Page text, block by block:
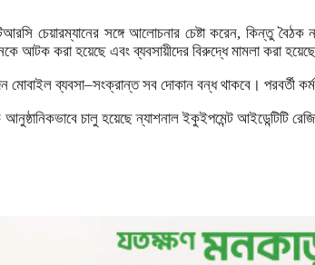
চেয়ারম্যানের সঙ্গে আলোচনার চেষ্টা করেন, কিন্তু
আটক করা হয়েছে এবং ব্যবসায়ীদের বিরুদ্ধে মামলা করা
মোবাইল ব্যবসা–সংক্রান্ত সব দোকান বন্ধ থাকবে। পরবর্তী
চালু হয়েছে ন্যাশনাল ইকুইপমেন্ট